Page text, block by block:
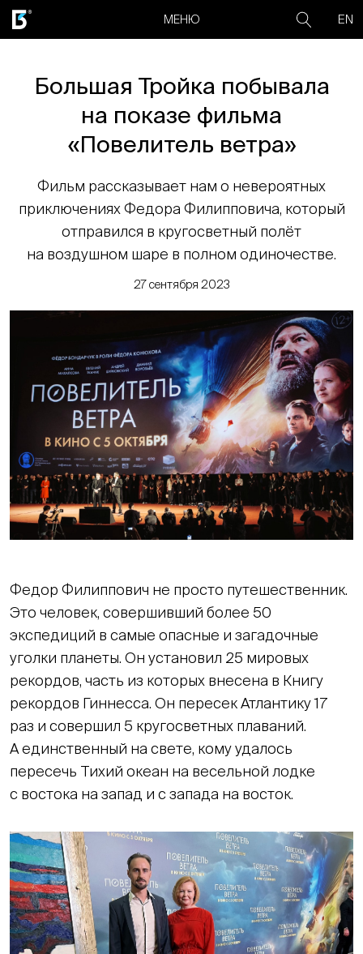
МЕНЮ EN
Большая Тройка побывала
на показе фильма
«Повелитель ветра»
Фильм рассказывает нам о невероятных
приключениях Федора Филипповича, который
отправился в кругосветный полёт
на воздушном шаре в полном одиночестве.
27 сентября 2023
Федор Филиппович не просто путешественник.
Это человек, совершивший более 50
экспедиций в самые опасные и загадочные
уголки планеты. Он установил 25 мировых
рекордов, часть из которых внесена в Книгу
рекордов Гиннесса. Он пересек Атлантику 17
раз и совершил 5 кругосветных плаваний.
А единственный на свете, кому удалось
пересечь Тихий океан на весельной лодке
с востока на запад и с запада на восток.